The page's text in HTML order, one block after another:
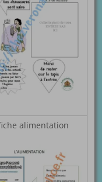
alimentation